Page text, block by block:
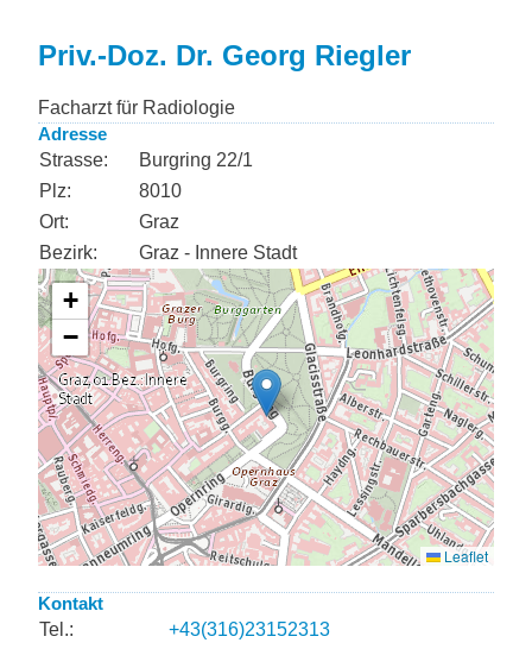
Priv.-Doz. Dr. Georg Riegler
Facharzt für Radiologie
Adresse
Strasse:
Burgring 22/1
Plz:
8010
Ort:
Graz
Bezirk:
Graz - Innere Stadt
Kontakt
Tel.:
+43(316)23152313